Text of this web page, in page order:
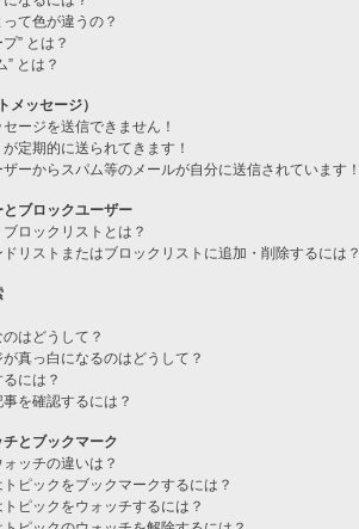
て色が違うの？
” とは？
” とは？
メッセージ）
ージを送信できません！
定期的に送られてきます！
ーからスパム等のメールが自分に送信されています！
ブロックユーザー
ロックリストとは？
リストまたはブロックリストに追加・削除するには？
はどうして？
真っ白になるのはどうして？
には？
を確認するには？
チとブックマーク
ッチの違いは？
ピックをブックマークするには？
ピックをウォッチするには？